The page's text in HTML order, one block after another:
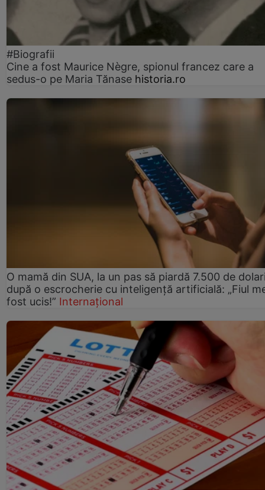
#Biografii
Cine a fost Maurice Nègre, spionul francez care a
sedus-o pe Maria Tănase historia.ro
O mamă din SUA, la un pas să piardă 7.500 de
după o escrocherie cu inteligență artificială: „Fiul
fost ucis!” Internațional